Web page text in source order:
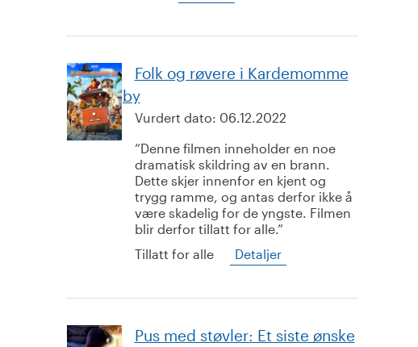
Folk og røvere i Kardemomme
by
Vurdert dato: 06.12.2022
Denne filmen inneholder en noe
dramatisk skildring av en brann.
Dette skjer innenfor en kjent og
trygg ramme, og antas derfor ikke å
være skadelig for de yngste. Filmen
blir derfor tillatt for alle.
Tillatt for alle
Detaljer
Pus med støvler: Et siste ønske